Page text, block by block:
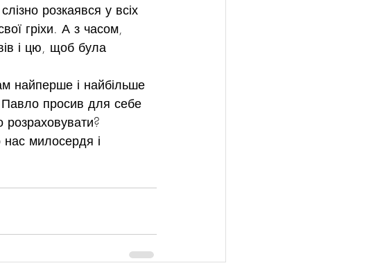
розкаявся у всіх
гріхи. А з часом,
і цю, щоб була
найперше і найбільше
Павло просив для себе
милосердя і